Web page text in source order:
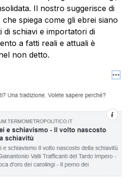
Il nostro suggerisce di
che spiega come gli ebrei siano
di schiavi e importatori di
a fatti reali e attuali è
non detto.